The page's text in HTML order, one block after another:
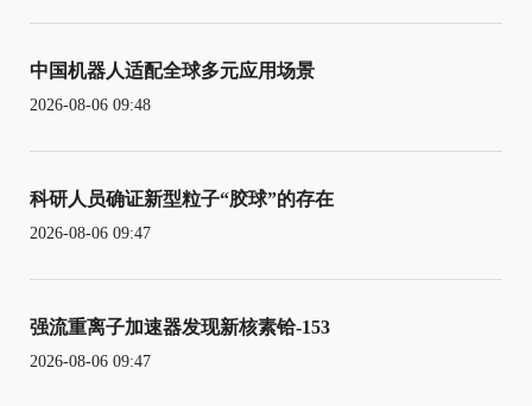
中国机器人适配全球多元应用场景
2026-08-06 09:48
科研人员确证新型粒子“胶球”的存在
2026-08-06 09:47
强流重离子加速器发现新核素铪-153
2026-08-06 09:47